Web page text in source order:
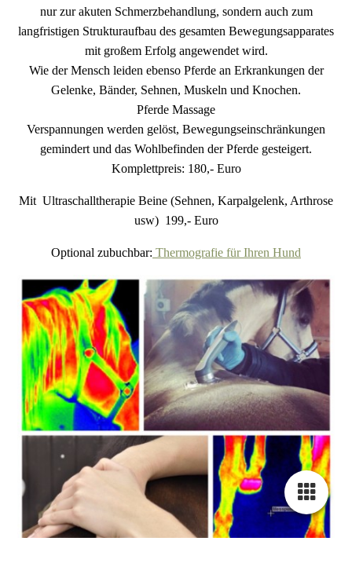
nur zur akuten Schmerzbehandlung, sondern auch zum
langfristigen Strukturaufbau des gesamten Bewegungsapparates
mit großem Erfolg angewendet wird.
Wie der Mensch leiden ebenso Pferde an Erkrankungen der
Gelenke, Bänder, Sehnen, Muskeln und Knochen.
Pferde Massage
Verspannungen werden gelöst, Bewegungseinschränkungen
gemindert und das Wohlbefinden der Pferde gesteigert.
Komplettpreis: 180,- Euro
Mit Ultraschalltherapie Beine (Sehnen, Karpalgelenk, Arthrose
usw) 199,- Euro
Optional zubuchbar: Thermografie für Ihren Hund